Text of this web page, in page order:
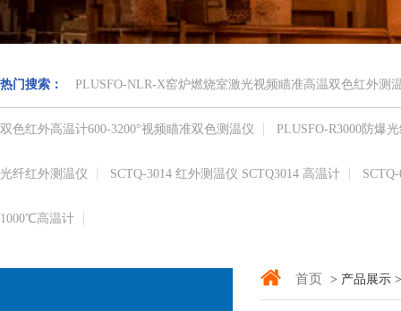
热门搜索： PLUSFO-NLR-X窑炉燃烧室激光视频瞄准高温双色红外测
双色红外高温计​600-3200°视频瞄准​双色测温仪 PLUSFO-R3000防爆
光纤红外测温仪 SCTQ-3014 红外测温仪 SCTQ3014 高温计
1000℃​高温计
首页 > 产品展示